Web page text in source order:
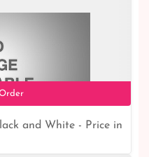
and White - Price in